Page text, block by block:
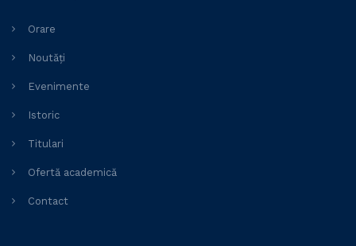
Orare
Noutăți
Evenimente
Istoric
Titulari
Ofertă academică
Contact